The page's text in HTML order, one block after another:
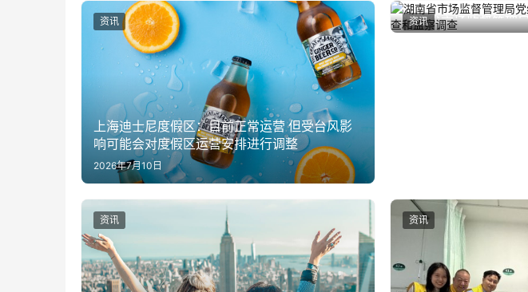
上海迪士尼度假区：目前正常运营 但受台风影
响可能会对度假区运营安排进行调整
2026年7月10日
资讯
湖南省市场监督管理
2025年8月19日
资讯
资讯 资讯